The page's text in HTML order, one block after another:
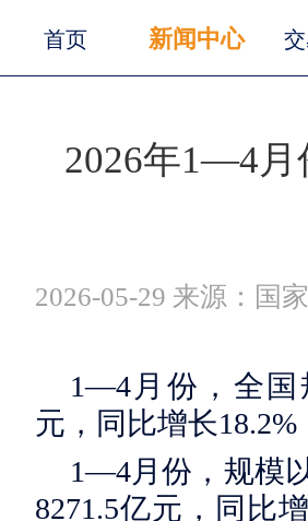
首页 新闻中心
2026年1—4月
2026-05-29 来源：国
1—4月份，全国
元，同比增长
1—4月份，规模
8271.5亿元，同比